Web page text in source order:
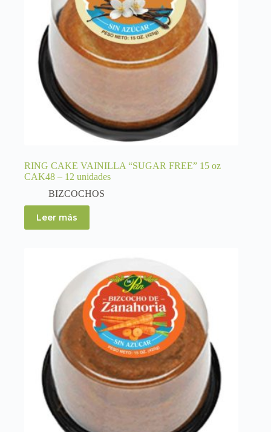
RING CAKE VAINILLA “SUGAR FREE” 15 oz
CAK48 – 12 unidades
BIZCOCHOS
Leer más